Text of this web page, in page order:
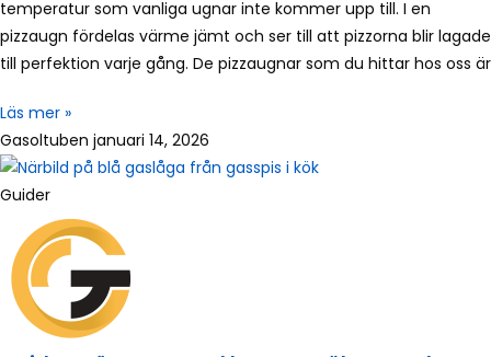
temperatur som vanliga ugnar inte kommer upp till. I en
pizzaugn fördelas värme jämt och ser till att pizzorna blir lagade
till perfektion varje gång. De pizzaugnar som du hittar hos oss är
Läs mer »
Gasoltuben januari 14, 2026
Guider